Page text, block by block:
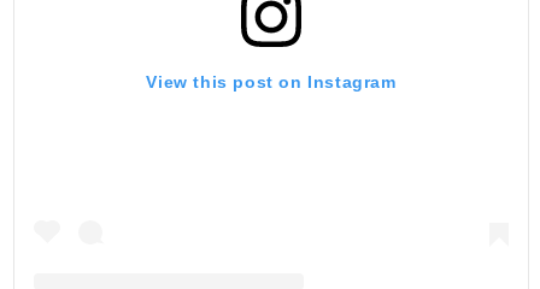
View this post on Instagram